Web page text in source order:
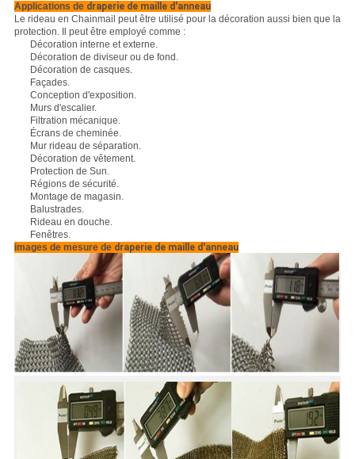
Applications dedraperie de maille d'anneau
Le rideau en Chainmail peut être utilisé pour la décoration aussi bien que la
protection. Il peut être employé comme :
Décoration interne et externe.
Décoration de diviseur ou de fond.
Décoration de casques.
Façades.
Conception d'exposition.
Murs d'escalier.
Filtration mécanique.
Écrans de cheminée.
Mur rideau de séparation.
Décoration de vêtement.
Protection de Sun.
Régions de sécurité.
Montage de magasin.
Balustrades.
Rideau en douche.
Fenêtres.
images de mesure dedraperie de maille d'anneau